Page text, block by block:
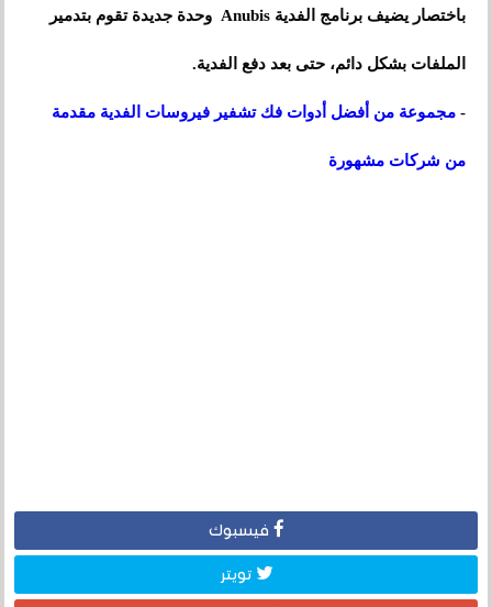
باختصار يضيف برنامج الفدية Anubis وحدة جديدة تقوم بتدمير
الملفات بشكل دائم، حتى بعد دفع الفدية.
-مجموعة من أفضل أدوات فك تشفير فيروسات الفدية مقدمة
من شركات مشهورة
فيسبوك
تويتر